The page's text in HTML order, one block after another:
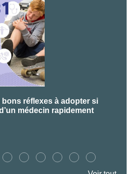
bons réflexes à adopter si
médecin rapidement